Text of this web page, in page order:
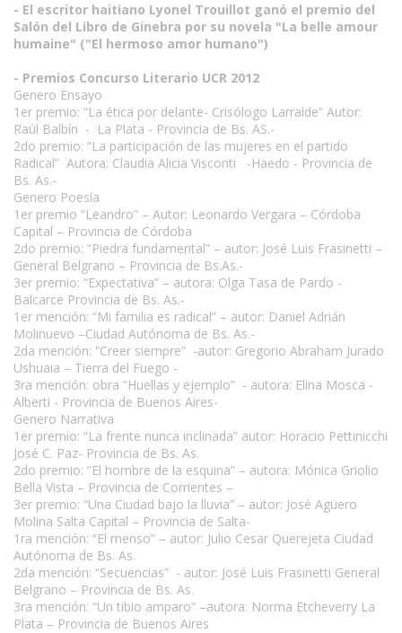
- El escritor haitiano Lyonel Trouillot ganó el premio del
Salón del Libro de Ginebra por su novela "La belle amour
humaine" ("El hermoso amor humano")
- Premios Concurso Literario UCR 2012
Genero Ensayo
1er premio: “La ética por delante- Crisólogo Larralde” Autor:
Raúl Balbín - La Plata - Provincia de Bs. AS.-
2do premio: “La participación de las mujeres en el partido
Radical” Autora: Claudia Alicia Visconti -Haedo - Provincia de
Bs. As.-
Genero Poesía
1er premio “Leandro” – Autor: Leonardo Vergara – Córdoba
Capital – Provincia de Córdoba
2do premio: “Piedra fundamental” – autor: José Luis Frasinetti –
General Belgrano – Provincia de Bs.As.-
3er premio: “Expectativa” – autora: Olga Tasa de Pardo -
Balcarce Provincia de Bs. As.-
1er mención: “Mi familia es radical” – autor: Daniel Adrián
Molinuevo –Ciudad Autónoma de Bs. As.-
2da mención: “Creer siempre” -autor: Gregorio Abraham Jurado
Ushuaia – Tierra del Fuego -
3ra mención: obra “Huellas y ejemplo” - autora: Elina Mosca -
Alberti - Provincia de Buenos Aires-
Genero Narrativa
1er premio: “La frente nunca inclinada” autor: Horacio Pettinicchi
José C. Paz- Provincia de Bs. As.
2do premio: “El hombre de la esquina” – autora: Mónica Griolio
Bella Vista – Provincia de Corrientes –
3er premio: “Una Ciudad bajo la lluvia” – autor: José Agüero
Molina Salta Capital – Provincia de Salta-
1ra mención: “El menso” – autor: Julio Cesar Querejeta Ciudad
Autónoma de Bs. As.
2da mención: “Secuencias” - autor: José Luis Frasinetti General
Belgrano – Provincia de Bs. As.
3ra mención: “Un tibio amparo” –autora: Norma Etcheverry La
Plata – Provincia de Buenos Aires